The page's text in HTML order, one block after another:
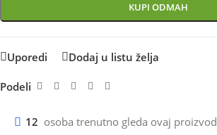
KUPI ODMAH
Uporedi Dodaj u listu želja
Podeli
12 osoba trenutno gleda ovaj proizvod